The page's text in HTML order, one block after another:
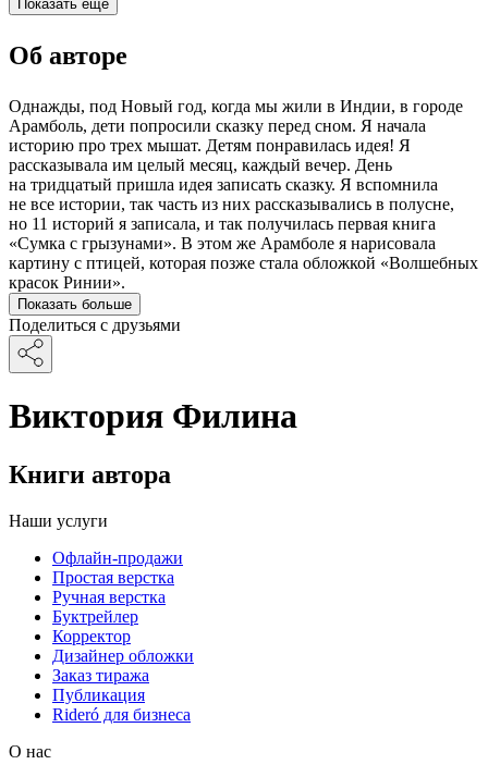
Показать ещё
Об авторе
Однажды, под Новый год, когда мы жили в Индии, в городе
Арамболь, дети попросили сказку перед сном. Я начала
историю про трех мышат. Детям понравилась идея! Я
рассказывала им целый месяц, каждый вечер. День
на тридцатый пришла идея записать сказку. Я вспомнила
не все истории, так часть из них рассказывались в полусне,
но 11 историй я записала, и так получилась первая книга
«Сумка с грызунами». В этом же Арамболе я нарисовала
картину с птицей, которая позже стала обложкой «Волшебных
красок Ринии».
Показать больше
Поделиться с друзьями
Виктория Филина
Книги автора
Наши услуги
Офлайн-продажи
Простая верстка
Ручная верстка
Буктрейлер
Корректор
Дизайнер обложки
Заказ тиража
Публикация
Rideró для бизнеса
О нас